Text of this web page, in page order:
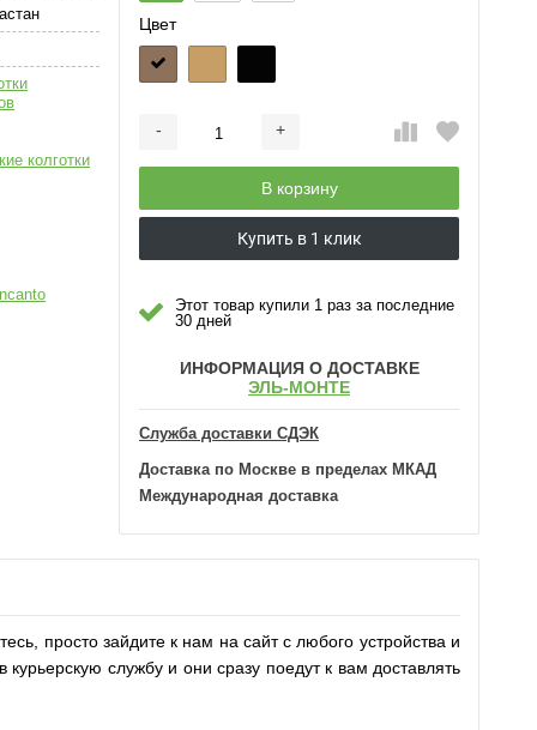
Цвет
- +
В корзину
Купить в 1 клик
Этот товар купили 1 раз за последние
30 дней
ИНФОРМАЦИЯ О ДОСТАВКЕ
ЭЛЬ-МОНТЕ
Служба доставки СДЭК
Доставка по Москве в пределах МКАД
Международная доставка
колготки
просто зайдите к нам на сайт с любого устройства и
службу и они сразу поедут к вам доставлять